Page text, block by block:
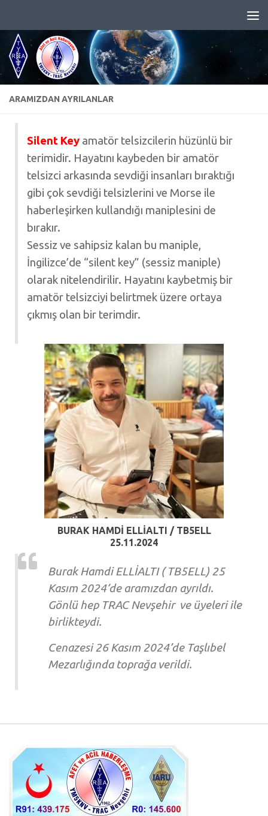
ARAMIZDAN AYRILANLAR
Silent Key amatör telsizcilerin hüzünlü bir
terimidir. Hayatını kaybeden bir amatör
telsizci arkasında sevdiği insanları bıraktığı
gibi çok sevdiği telsizlerini ve Morse ile
haberleşirken kullandığı maniplesini de
bırakır.
Sessiz ve sahipsiz kalan bu maniple,
İngilizce’de “silent key” (sessiz maniple)
olarak nitelendirilir. Hayatını kaybetmiş bir
amatör telsizciyi belirtmek üzere ortaya
çıkmış olan bir terimdir.
BURAK HAMDI ELLİALTI / TB5ELL
25.11.2024
Burak Hamdi ELLİALTI ( TB5ELL) 25
Kasım 2024’de aramızdan ayrıldı.
Gönlü hep TRAC Nevşehir ve üyeleri ile
birlikteydi.
Cenazesi 26 Kasım 2024’de Taşlıbel
Mezarlığında toprağa verildi.